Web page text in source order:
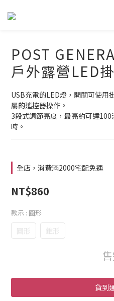
POST
戶外露營LED
USB充電的LED燈，開關可使用
屬的遙控器操作。
3段式調節亮度，最亮約可達
時。
全店，消費滿2000宅配免運
NT$860
款示 : 圓形
圓形 錐形
貨到